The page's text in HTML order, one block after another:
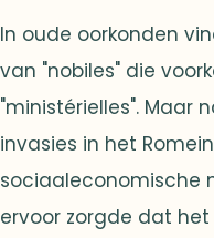
In oude oorkonden
van "nobiles" die
"ministérielles". Maar
invasies in het
sociaaleconomische
ervoor zorgde dat